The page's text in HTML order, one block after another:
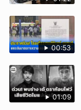
00:53
01:09